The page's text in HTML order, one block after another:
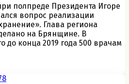
полпреде Президента Игоре
вопрос реализации
Глава региона
на Брянщине. В
до конца 2019 года 500 врачам